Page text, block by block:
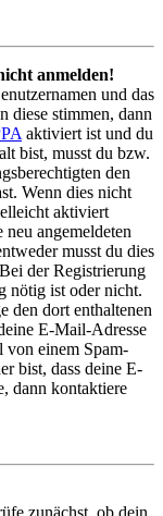
anmelden!
und das
diese stimmen, dann
aktiviert ist und du
bist, musst du bzw.
den
Wenn dies nicht
aktiviert
angemeldeten
musst du dies
der Registrierung
nötig ist oder nicht.
den dort enthaltenen
E-Mail-Adresse
von einem Spam-
bist, dass deine E-
dann kontaktiere
zunächst, ob dein